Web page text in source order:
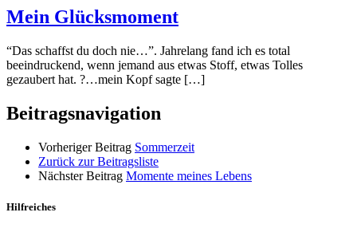
Mein Glücksmoment
“Das schaffst du doch nie…”. Jahrelang fand ich es total
beeindruckend, wenn jemand aus etwas Stoff, etwas Tolles
gezaubert hat. ?…mein Kopf sagte […]
Beitragsnavigation
Vorheriger Beitrag Sommerzeit
Zurück zur Beitragsliste
Nächster Beitrag Momente meines Lebens
Hilfreiches